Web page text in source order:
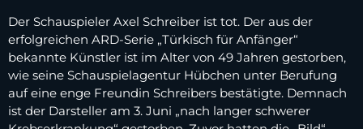
Der Schauspieler Axel Schreiber ist tot. Der aus der
erfolgreichen ARD-Serie „Türkisch für Anfänger“
bekannte Künstler ist im Alter von 49 Jahren gestorben,
wie seine Schauspielagentur Hübchen unter Berufung
auf eine enge Freundin Schreibers bestätigte. Demnach
ist der Darsteller am 3. Juni „nach langer schwerer